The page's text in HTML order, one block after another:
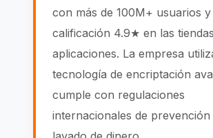
con más de 100M+ usuarios y
calificación 4.9★ en las
aplicaciones. La empresa
tecnología de encriptación
cumple con regulaciones
internacionales de prevención